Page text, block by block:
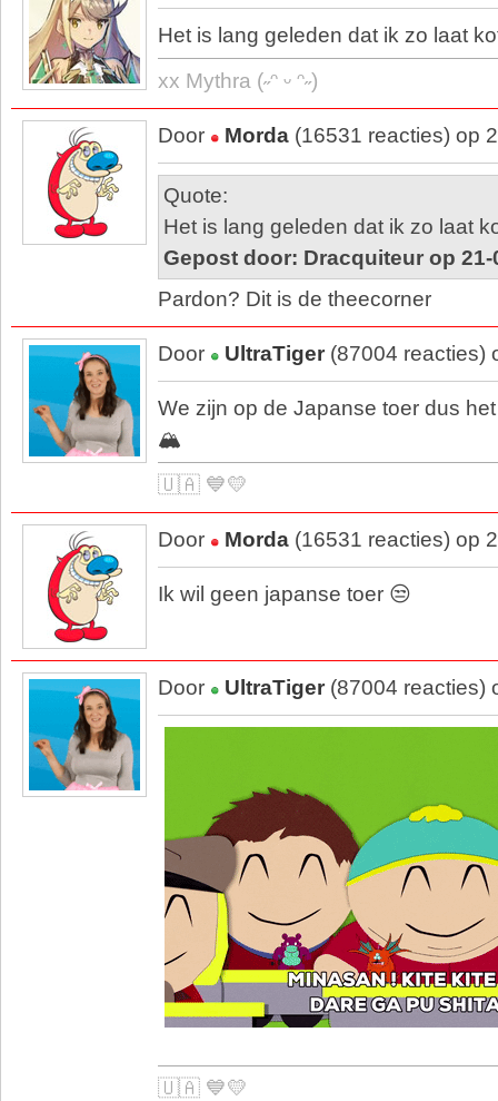
Het is lang geleden dat ik zo laat
xx Mythra (˶ᵔ ᵕ ᵔ˶)
Door Morda (16531 reacties) op
Quote:
Het is lang geleden dat ik zo laat
Gepost door: Dracquiteur op 21-
Pardon? Dit is de theecorner
Door UltraTiger (87004 reacties)
We zijn op de Japanse toer dus
🏔️
🇺🇦 💙💛
Door Morda (16531 reacties) op
Ik wil geen japanse toer 😒
Door UltraTiger (87004 reacties)
🇺🇦 💙💛